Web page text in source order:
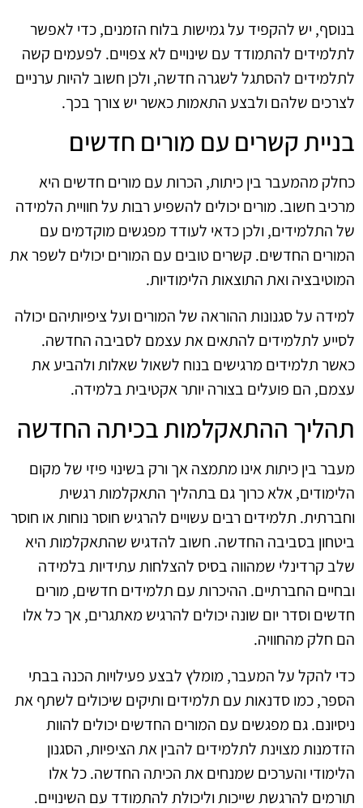
בנוסף, יש להקפיד על גמישות בלוח הזמנים, כדי לאפשר
לתלמידים להתמודד עם שינויים לא צפויים. לפעמים קשה
לתלמידים להסתגל לשגרה חדשה, ולכן חשוב להיות ערניים
לצרכים שלהם ולבצע התאמות כאשר יש צורך בכך.
בניית קשרים עם מורים חדשים
כחלק מהמעבר בין כיתות, הכרות עם מורים חדשים היא
מרכיב חשוב. מורים יכולים להשפיע רבות על חוויית הלמידה
של התלמידים, ולכן כדאי לעודד מפגשים מוקדמים עם
המורים החדשים. קשרים טובים עם המורים יכולים לשפר את
המוטיבציה ואת התוצאות הלימודיות.
למידה על סגנונות ההוראה של המורים ועל ציפיותיהם יכולה
לסייע לתלמידים להתאים את עצמם לסביבה החדשה.
כאשר תלמידים מרגישים בנוח לשאול שאלות ולהביע את
עצמם, הם פועלים בצורה יותר אקטיבית בלמידה.
תהליך ההתאקלמות בכיתה החדשה
מעבר בין כיתות אינו מתמצה אך ורק בשינוי פיזי של מקום
הלימודים, אלא כרוך גם בתהליך התאקלמות רגשית
וחברתית. תלמידים רבים עשויים להרגיש חוסר נוחות או חוסר
ביטחון בסביבה החדשה. חשוב להדגיש שהתאקלמות היא
שלב קרדינלי שמהווה בסיס להצלחות עתידיות בלמידה
ובחיים החברתיים. ההיכרות עם תלמידים חדשים, מורים
חדשים וסדר יום שונה יכולים להרגיש מאתגרים, אך כל אלו
הם חלק מהחוויה.
כדי להקל על המעבר, מומלץ לבצע פעילויות הכנה בבתי
הספר, כמו סדנאות עם תלמידים ותיקים שיכולים לשתף את
ניסיונם. גם מפגשים עם המורים החדשים יכולים להוות
הזדמנות מצוינת לתלמידים להבין את הציפיות, הסגנון
הלימודי והערכים שמנחים את הכיתה החדשה. כל אלו
תורמים להרגשת שייכות וליכולת להתמודד עם השינויים.